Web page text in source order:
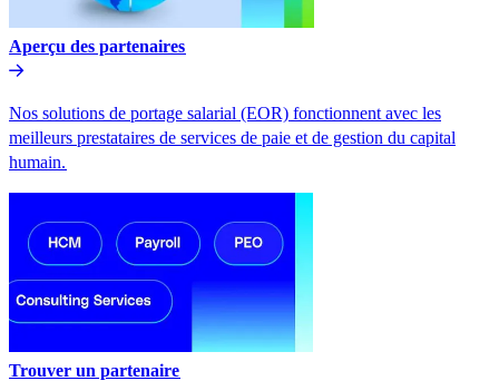
Aperçu des partenaires​​
Nos solutions de portage salarial (EOR) fonctionnent avec les
meilleurs prestataires de services de paie et de gestion du capital
humain.​​
Trouver un partenaire​​